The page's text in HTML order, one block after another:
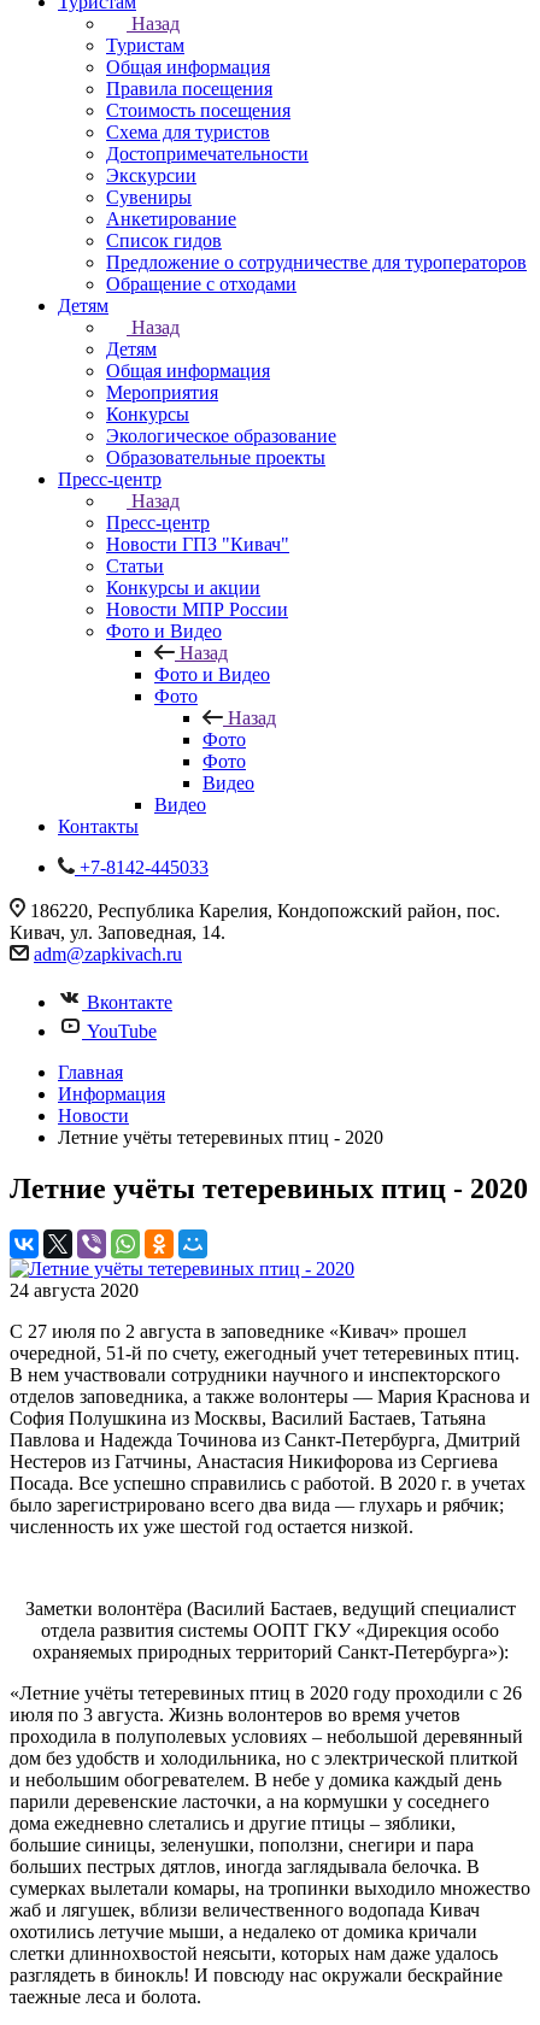
Назад
Туристам
Общая информация
Правила посещения
Стоимость посещения
Схема для туристов
Достопримечательности
Экскурсии
Сувениры
Анкетирование
Список гидов
Предложение о сотрудничестве для туроператоров
Обращение с отходами
Детям
Назад
Детям
Общая информация
Мероприятия
Конкурсы
Экологическое образование
Образовательные проекты
Пресс-центр
Назад
Пресс-центр
Новости ГПЗ "Кивач"
Статьи
Конкурсы и акции
Новости МПР России
Фото и Видео
Назад
Фото и Видео
Фото
Назад
Фото
Фото
Видео
Видео
Контакты
+7-8142-445033
186220, Республика Карелия, Кондопожский район, пос.
Кивач, ул. Заповедная, 14.
adm@zapkivach.ru
Вконтакте
YouTube
Главная
Информация
Новости
Летние учёты тетеревиных птиц - 2020
Летние учёты тетеревиных птиц - 2020
24 августа 2020
С 27 июля по 2 августа в заповеднике «Кивач» прошел
очередной, 51-й по счету, ежегодный учет тетеревиных птиц.
В нем участвовали сотрудники научного и инспекторского
отделов заповедника, а также волонтеры — Мария Краснова и
София Полушкина из Москвы, Василий Бастаев, Татьяна
Павлова и Надежда Точинова из Санкт-Петербурга, Дмитрий
Нестеров из Гатчины, Анастасия Никифорова из Сергиева
Посада. Все успешно справились с работой. В 2020 г. в учетах
было зарегистрировано всего два вида — глухарь и рябчик;
численность их уже шестой год остается низкой.
Заметки волонтёра (Василий Бастаев, ведущий специалист
отдела развития системы ООПТ ГКУ «Дирекция особо
охраняемых природных территорий Санкт-Петербурга»):
«Летние учёты тетеревиных птиц в 2020 году проходили с 26
июля по 3 августа. Жизнь волонтеров во время учетов
проходила в полуполевых условиях – небольшой деревянный
дом без удобств и холодильника, но с электрической плиткой
и небольшим обогревателем. В небе у домика каждый день
парили деревенские ласточки, а на кормушки у соседнего
дома ежедневно слетались и другие птицы – зяблики,
большие синицы, зеленушки, поползни, снегири и пара
больших пестрых дятлов, иногда заглядывала белочка. В
сумерках вылетали комары, на тропинки выходило множество
жаб и лягушек, вблизи величественного водопада Кивач
охотились летучие мыши, а недалеко от домика кричали
слетки длиннохвостой неясыти, которых нам даже удалось
разглядеть в бинокль! И повсюду нас окружали бескрайние
таежные леса и болота.